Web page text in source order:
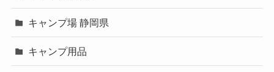
キャンプ場 静岡県
キャンプ用品